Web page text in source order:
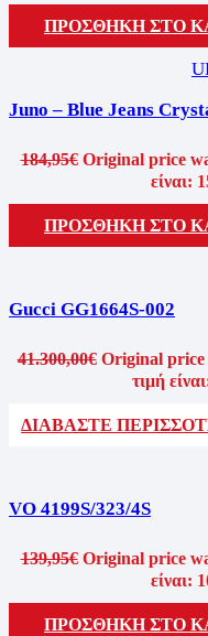
ΠΡΟΣΘΗΚΗ ΣΤΟ
Juno – Blue Jeans
184,95€ Original price
είναι:
ΠΡΟΣΘΗΚΗ ΣΤΟ
Gucci GG1664S-002
41.300,00€ Original price
τιμή
ΔΙΑΒΑΣΤΕ
VO 4199S/323/4S
139,95€ Original price
είναι:
ΠΡΟΣΘΗΚΗ ΣΤΟ